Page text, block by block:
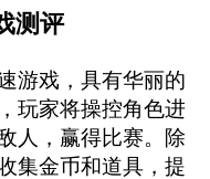
测评
游戏，具有华丽的
玩家将操控角色进
人，赢得比赛。除
集金币和道具，提